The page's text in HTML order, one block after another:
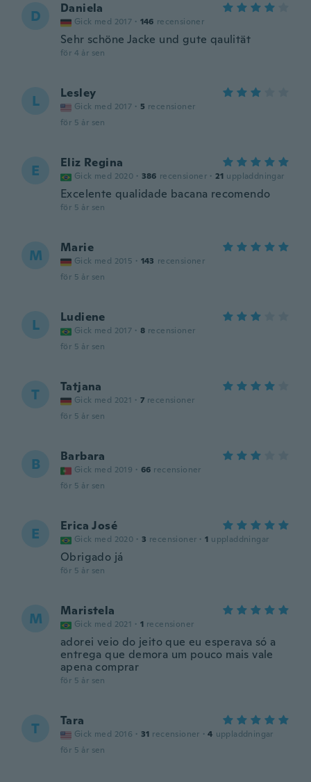
D Daniela
Gick med 2017 · 146 recensioner
Sehr schöne Jacke und gute qaulität
för 4 år sen
L Lesley
Gick med 2017 · 5 recensioner
för 5 år sen
E Eliz Regina
Gick med 2020 · 386 recensioner · 21 uppladdningar
Excelente qualidade bacana recomendo
för 5 år sen
M Marie
Gick med 2015 · 143 recensioner
för 5 år sen
L Ludiene
Gick med 2017 · 8 recensioner
för 5 år sen
T Tatjana
Gick med 2021 · 7 recensioner
för 5 år sen
B Barbara
Gick med 2019 · 66 recensioner
för 5 år sen
E Erica José
Gick med 2020 · 3 recensioner · 1 uppladdningar
Obrigado já
för 5 år sen
M Maristela
Gick med 2021 · 1 recensioner
adorei veio do jeito que eu esperava só a
entrega que demora um pouco mais vale
apena comprar
för 5 år sen
T Tara
Gick med 2016 · 31 recensioner · 4 uppladdningar
för 5 år sen